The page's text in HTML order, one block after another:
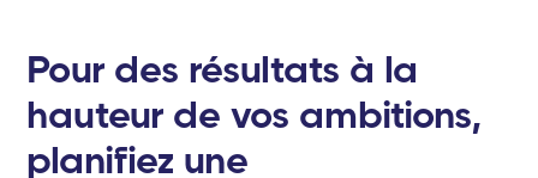
Pour des résultats à la
hauteur de vos ambitions,
planifiez une